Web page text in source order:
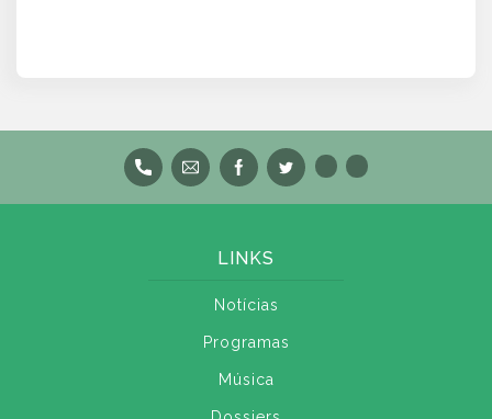
LINKS
Notícias
Programas
Música